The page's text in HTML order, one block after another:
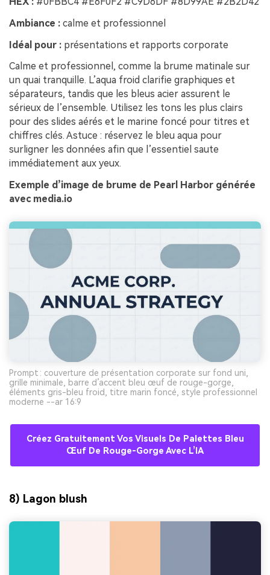
Ambiance : calme et professionnel
Idéal pour : présentations et rapports corporate
Calme et professionnel, comme la brume matinale sur
un quai tranquille. L’aqua froid clarifie graphiques et
séparateurs, tandis que les bleus acier assurent le
sérieux de l’ensemble. Utilisez les tons les plus clairs
pour des slides aérés et le marine foncé pour titres et
chiffres clés. Astuce : réservez le bleu aqua pour
surligner les données afin que l’essentiel saute
immédiatement aux yeux.
Exemple d’image de brume de Pearl Harbor générée
avec media.io
Prompt : couverture de présentation corporate sur fond uni,
grille minimale, barre d’accent bleu œuf de rouge-gorge,
éléments gris-bleu froid, titre marin foncé, style professionnel
moderne --ar 16:9
Créez Gratuitement Vos Visuels De Palettes Bleu
Œuf De Rouge-Gorge Avec L’IA
8) Lagon blush